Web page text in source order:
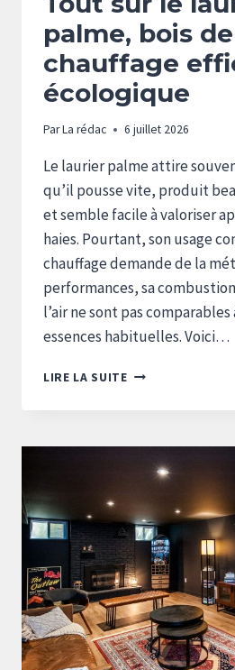
palme, bois de
chauffage
écologique
ParLa rédac 6 juillet 2026
Le laurier palme attire
qu’il pousse vite, produit
et semble facile à valoriser
haies. Pourtant, son usage
chauffage demande de la
performances, sa
l’air ne sont pas comparables
essences habituelles. Voici…
LIRE LA SUITETOUT
PALME,
BOIS
CHAUFFAGE
EFFICACE
ET
ÉCOLOGIQUE